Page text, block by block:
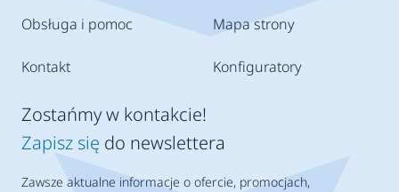
Obsługa i pomoc
Kontakt
Mapa strony
Konfiguratory
Zostańmy w kontakcie!
Zapisz się do newslettera
Zawsze aktualne informacje o ofercie, promocjach,